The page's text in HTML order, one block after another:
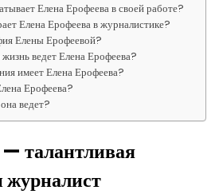
Елена Ерофеева в своей работе?
Елена Ерофеева в журналистике?
Елены Ерофеевой?
ведет Елена Ерофеева?
имеет Елена Ерофеева?
Ерофеева?
ведет?
талантливая
журналист